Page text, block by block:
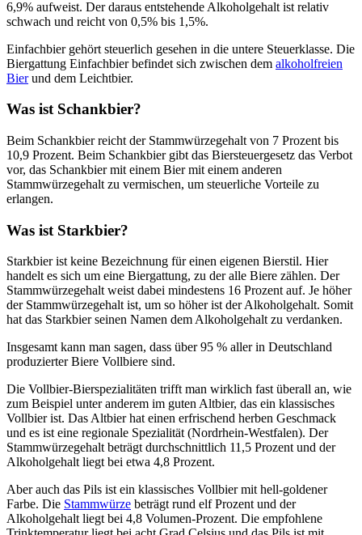
6,9% aufweist. Der daraus entstehende Alkoholgehalt ist relativ
schwach und reicht von 0,5% bis 1,5%.
Einfachbier gehört steuerlich gesehen in die untere Steuerklasse. Die
Biergattung Einfachbier befindet sich zwischen dem alkoholfreien
Bierund dem Leichtbier.
Was ist Schankbier?
Beim Schankbier reicht der Stammwürzegehalt von 7 Prozent bis
10,9 Prozent. Beim Schankbier gibt das Biersteuergesetz das Verbot
vor, das Schankbier mit einem Bier mit einem anderen
Stammwürzegehalt zu vermischen, um steuerliche Vorteile zu
erlangen.
Was ist Starkbier?
Starkbier ist keine Bezeichnung für einen eigenen Bierstil. Hier
handelt es sich um eine Biergattung, zu der alle Biere zählen. Der
Stammwürzegehalt weist dabei mindestens 16 Prozent auf. Je höher
der Stammwürzegehalt ist, um so höher ist der Alkoholgehalt. Somit
hat das Starkbier seinen Namen dem Alkoholgehalt zu verdanken.
Insgesamt kann man sagen, dass über 95 % aller in Deutschland
produzierter Biere Vollbiere sind.
Die Vollbier-Bierspezialitäten trifft man wirklich fast überall an, wie
zum Beispiel unter anderem im guten Altbier, das ein klassisches
Vollbier ist. Das Altbier hat einen erfrischend herben Geschmack
und es ist eine regionale Spezialität (Nordrhein-Westfalen). Der
Stammwürzegehalt beträgt durchschnittlich 11,5 Prozent und der
Alkoholgehalt liegt bei etwa 4,8 Prozent.
Aber auch das Pils ist ein klassisches Vollbier mit hell-goldener
Farbe. Die Stammwürze beträgt rund elf Prozent und der
Alkoholgehalt liegt bei 4,8 Volumen-Prozent. Die empfohlene